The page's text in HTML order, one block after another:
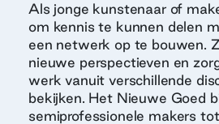
Als jonge kunstenaar of
om kennis te kunnen delen
een netwerk op te bouwen.
nieuwe perspectieven en
werk vanuit verschillende
bekijken. Het Nieuwe Goed
semiprofessionele makers